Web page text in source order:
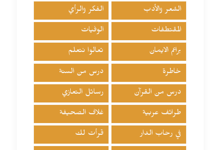
الشعر والأدب الفكر والرأي
المقتطفات الوفيات
براعم الايمان تعالوا نتعلم
خاطرة درس من السنة
درس من القرآن رسائل التعازي
طرائف عربية غلاف الصحيفة
في رحاب الدار قرأت لك